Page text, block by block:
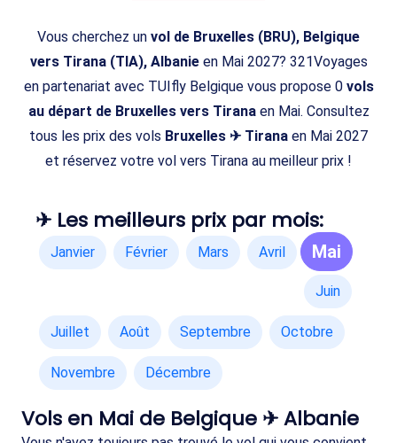
Vous cherchez un vol de Bruxelles (BRU), Belgique
vers Tirana (TIA), Albanieen Mai 2027? 321Voyages
en partenariat avec TUIfly Belgique vous propose 0 vols
au départ de Bruxelles vers Tiranaen Mai. Consultez
tous les prix des vols Bruxelles ✈ Tirana en Mai 2027
et réservez votre vol vers Tirana au meilleur prix !
✈ Les meilleurs prix par mois:
Janvier Février Mars Avril Mai
Juin
Juillet Août Septembre Octobre
Novembre Décembre
Vols en Mai de Belgique ✈ Albanie